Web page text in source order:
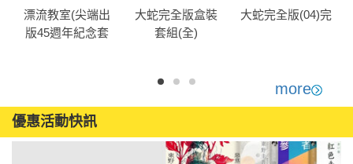
漂流教室(尖端出
版45週年紀念套
大蛇完全版盒裝
套組(全)
大蛇完全版(04)完
more
優惠活動快訊